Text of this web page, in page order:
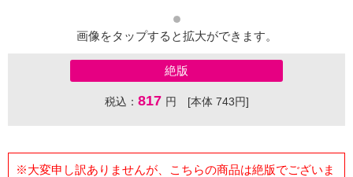
画像をタップすると拡大ができます。
絶版
税込： 817 円 [本体 743円]
※大変申し訳ありませんが、こちらの商品は絶版でございま